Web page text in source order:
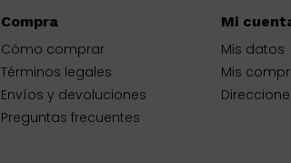
Compra
Cómo comprar
Términos legales
Envíos y devoluciones
Preguntas frecuentes
Mi
Mis datos
Mis